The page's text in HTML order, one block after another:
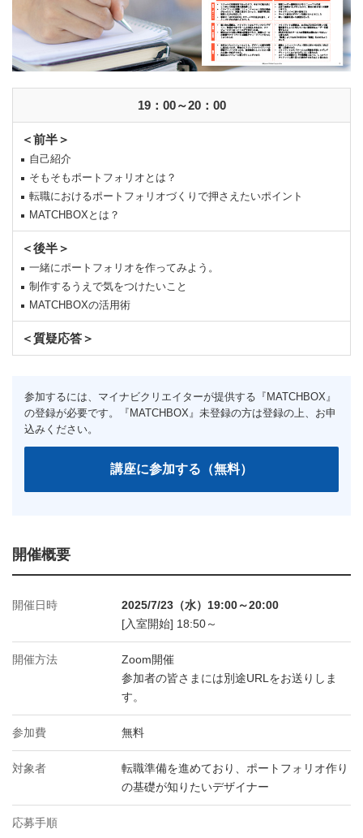
19：00～20：00
＜前半＞
自己紹介
そもそもポートフォリオとは？
転職におけるポートフォリオづくりで押さえたいポイント
MATCHBOXとは？
＜後半＞
一緒にポートフォリオを作ってみよう。
制作するうえで気をつけたいこと
MATCHBOXの活用術
＜質疑応答＞
開催概要
開催日時
2025/7/23（水）19:00～20:00
[入室開始] 18:50～
開催方法
Zoom開催
参加者の皆さまには別途URLをお送りしま
す。
参加費 無料
対象者
転職準備を進めており、ポートフォリオ作り
の基礎が知りたいデザイナー
応募手順